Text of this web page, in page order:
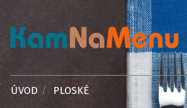
ÚVOD PLOSKÉ